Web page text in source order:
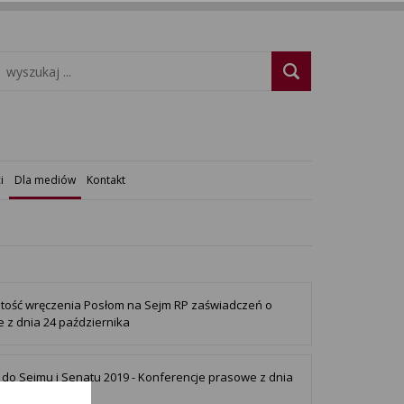
Dla mediów Kontakt
wręczenia Posłom na Sejm RP zaświadczeń o
z dnia 24 października
Sejmu i Senatu 2019 - Konferencje prasowe z dnia